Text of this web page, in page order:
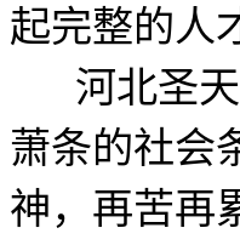
起完整的人
河北圣天
萧条的社会
神，再苦再